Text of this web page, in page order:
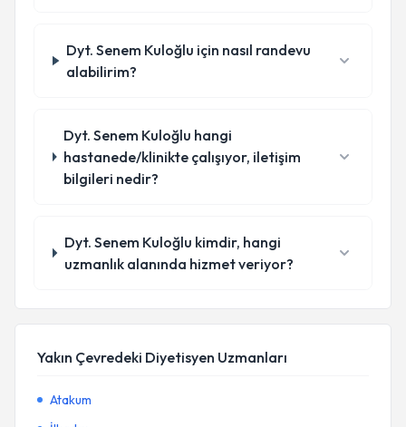
Dyt. Senem Kuloğlu için nasıl randevu
alabilirim?
Dyt. Senem Kuloğlu hangi
hastanede/klinikte çalışıyor, iletişim
bilgileri nedir?
Dyt. Senem Kuloğlu kimdir, hangi
uzmanlık alanında hizmet veriyor?
Yakın Çevredeki Diyetisyen Uzmanları
Atakum